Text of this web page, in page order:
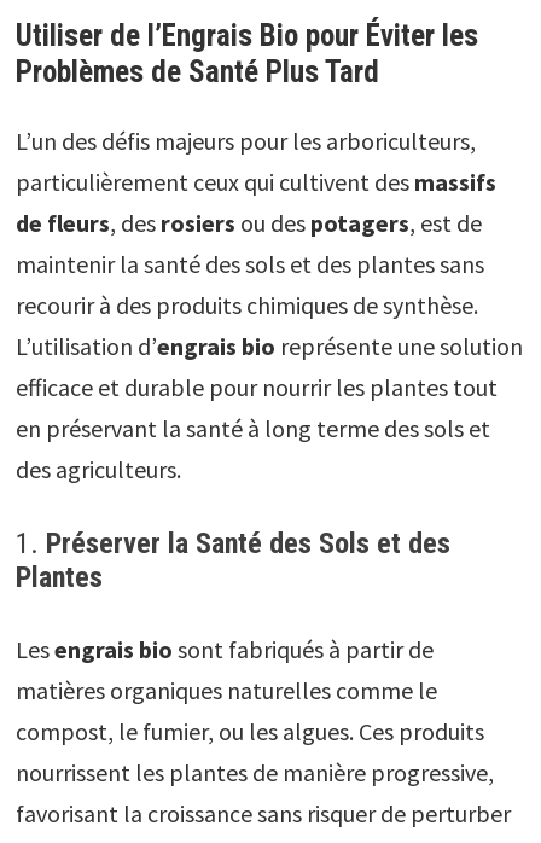
Utiliser de l’Engrais Bio pour Éviter les
Problèmes de Santé Plus Tard
L’un des défis majeurs pour les arboriculteurs,
particulièrement ceux qui cultivent des massifs
de fleurs, des rosiers ou des potagers, est de
maintenir la santé des sols et des plantes sans
recourir à des produits chimiques de synthèse.
L’utilisation d’engrais bio représente une solution
efficace et durable pour nourrir les plantes tout
en préservant la santé à long terme des sols et
des agriculteurs.
1. Préserver la Santé des Sols et des
Plantes
Lesengrais bio sont fabriqués à partir de
matières organiques naturelles comme le
compost, le fumier, ou les algues. Ces produits
nourrissent les plantes de manière progressive,
favorisant la croissance sans risquer de perturber